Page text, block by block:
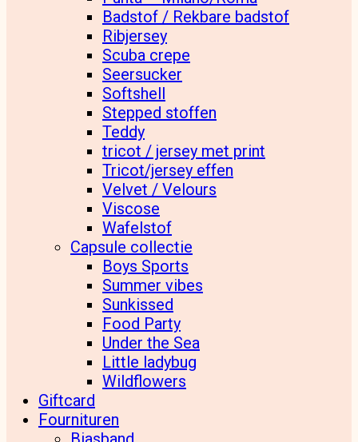
Badstof / Rekbare badstof
Ribjersey
Scuba crepe
Seersucker
Softshell
Stepped stoffen
Teddy
tricot / jersey met print
Tricot/jersey effen
Velvet / Velours
Viscose
Wafelstof
Capsule collectie
Boys Sports
Summer vibes
Sunkissed
Food Party
Under the Sea
Little ladybug
Wildflowers
Giftcard
Fournituren